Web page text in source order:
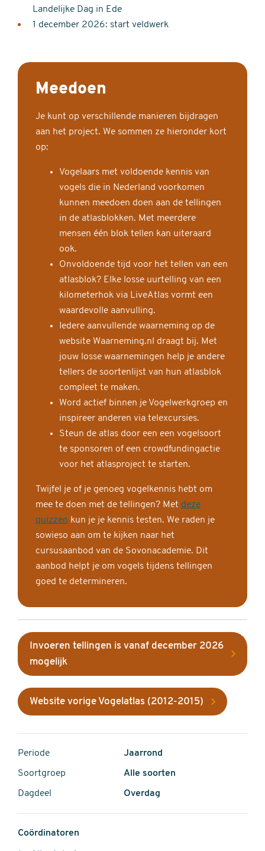
Landelijke Dag in Ede
1 december 2026: start veldwerk
Meedoen
Je kunt op verschillende manieren bijdragen
aan het project. We sommen ze hieronder kort
op:
Vogelaars met voldoende kennis van
vogels die in Nederland voorkomen
kunnen meedoen doen aan de tellingen
in de atlasblokken. Met meerdere
mensen één blok tellen kan uiteraard
ook.
Onvoldoende tijd voor het tellen van een
atlasblok? Elke losse uurtelling van een
kilometerhok via LiveAtlas vormt een
waardevolle aanvulling.
Iedere aanvullende waarneming op de
website Waarneming.nl draagt bij. Met
jouw losse waarnemingen help je andere
tellers de soortenlijst van hun atlasblok
compleet te maken.
Word actief binnen je Vogelwerkgroep en
inspireer anderen via telexcursies.
Steun de atlas door een een vogelsoort
te sponsoren of een crowdfundingactie
voor het atlasproject te starten.
Twijfel je of je genoeg vogelkennis hebt om
mee te doen met de tellingen? Met deze
quizzen kun je je kennis testen. We raden je
sowieso aan om te kijken naar het
cursusaanbod van de Sovonacademie. Dit
aanbod helpt je om vogels tijdens tellingen
goed te determineren.
Invoeren tellingen is vanaf december 2026
mogelijk
Website vorige Vogelatlas (2012-2015)
Periode Jaarrond
Soortgroep Alle soorten
Dagdeel Overdag
Coördinatoren